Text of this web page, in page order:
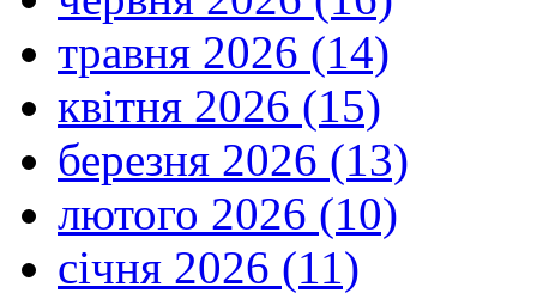
травня 2026 (14)
квітня 2026 (15)
березня 2026 (13)
лютого 2026 (10)
січня 2026 (11)